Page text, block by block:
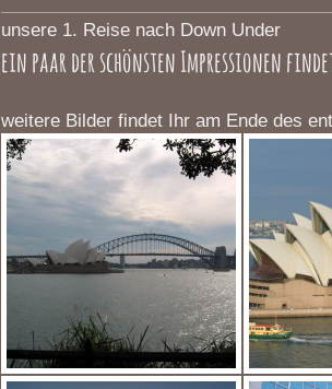
unsere 1. Reise nach Down Under
ein paar der schönsten Impressionen
weitere Bilder findet Ihr am Ende des